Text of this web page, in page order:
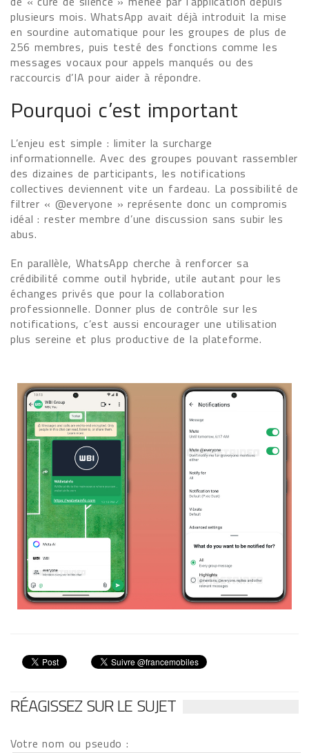
plusieurs mois. WhatsApp avait déjà introduit la mise
en sourdine automatique pour les groupes de plus de
256 membres, puis testé des fonctions comme les
messages vocaux pour appels manqués ou des
raccourcis d’IA pour aider à répondre.
Pourquoi c’est important
L’enjeu est simple : limiter la surcharge
informationnelle. Avec des groupes pouvant rassembler
des dizaines de participants, les notifications
collectives deviennent vite un fardeau. La possibilité de
filtrer « @everyone » représente donc un compromis
idéal : rester membre d’une discussion sans subir les
abus.
En parallèle, WhatsApp cherche à renforcer sa
crédibilité comme outil hybride, utile autant pour les
échanges privés que pour la collaboration
professionnelle. Donner plus de contrôle sur les
notifications, c’est aussi encourager une utilisation
plus sereine et plus productive de la plateforme.
RÉAGISSEZ SUR LE SUJET
Votre nom ou pseudo :